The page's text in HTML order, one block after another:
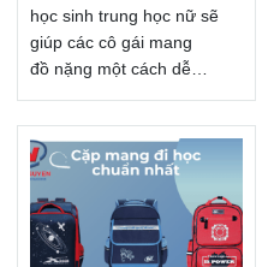
Xem thêm
học sinh trung học nữ sẽ
giúp các cô gái mang
đồ nặng một cách dễ
sẽ giúp nâng niu đồ điện tử
quý giá của họ một cách
cẩn thận. Một số sản phẩm
dưới đây đã được thiết kế
với lớp lót và đệm cho máy
tính xách tay và máy tính